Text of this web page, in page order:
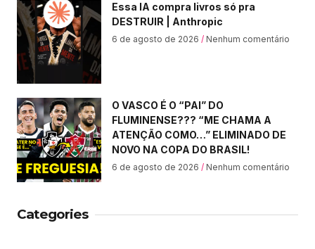
Essa IA compra livros só pra
DESTRUIR | Anthropic
6 de agosto de 2026 Nenhum comentário
O VASCO É O “PAI” DO
FLUMINENSE??? “ME CHAMA A
ATENÇÃO COMO…” ELIMINADO DE
NOVO NA COPA DO BRASIL!
6 de agosto de 2026 Nenhum comentário
Categories